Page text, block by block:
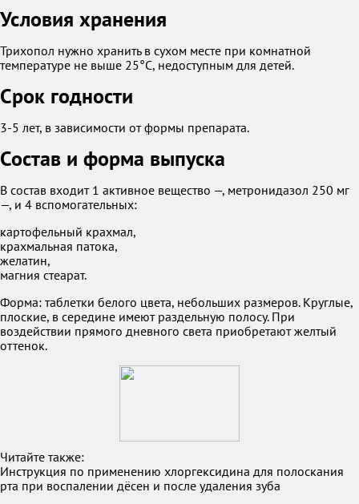
Условия хранения
Трихопол нужно хранить в сухом месте при комнатной
температуре не выше 25°С, недоступным для детей.
Срок годности
3-5 лет, в зависимости от формы препарата.
Состав и форма выпуска
В состав входит 1 активное вещество —, метронидазол 250 мг
—, и 4 вспомогательных:
картофельный крахмал,
крахмальная патока,
желатин,
магния стеарат.
Форма: таблетки белого цвета, небольших размеров. Круглые,
плоские, в середине имеют раздельную полосу. При
воздействии прямого дневного света приобретают желтый
оттенок.
Читайте также:
Инструкция по применению хлоргексидина для полоскания
рта при воспалении дёсен и после удаления зуба